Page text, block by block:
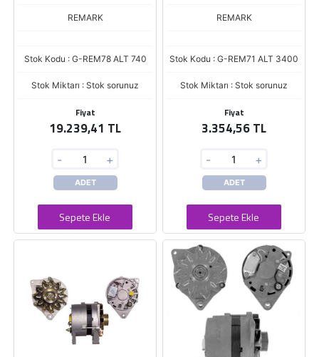
REMARK
Stok Kodu : G-REM78 ALT 740
Stok Miktarı : Stok sorunuz
Fiyat
19.239,41 TL
- +
ADET
Sepete Ekle
REMARK
Stok Kodu : G-REM71 ALT 3400
Stok Miktarı : Stok sorunuz
Fiyat
3.354,56 TL
- +
ADET
Sepete Ekle